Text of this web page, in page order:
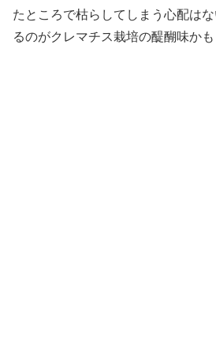
たところで枯らしてしまう心配は
るのがクレマチス栽培の醍醐味かも